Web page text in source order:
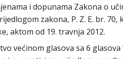
i dopunama Zakona o
zakona, P. Z. E. br.
aktom od 19. travnja 2012.
većinom glasova sa 6